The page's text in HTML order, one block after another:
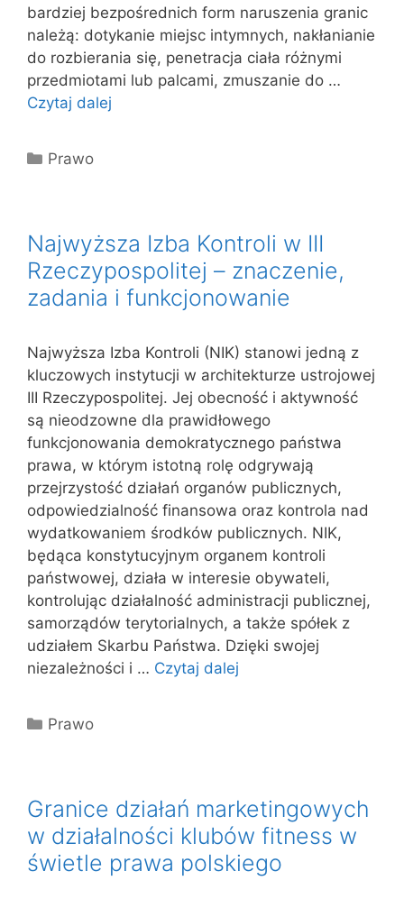
bardziej bezpośrednich form naruszenia granic
należą: dotykanie miejsc intymnych, nakłanianie
do rozbierania się, penetracja ciała różnymi
przedmiotami lub palcami, zmuszanie do …
Czytaj dalej
Kategorie
Prawo
Najwyższa Izba Kontroli w III
Rzeczypospolitej – znaczenie,
zadania i funkcjonowanie
Najwyższa Izba Kontroli (NIK) stanowi jedną z
kluczowych instytucji w architekturze ustrojowej
III Rzeczypospolitej. Jej obecność i aktywność
są nieodzowne dla prawidłowego
funkcjonowania demokratycznego państwa
prawa, w którym istotną rolę odgrywają
przejrzystość działań organów publicznych,
odpowiedzialność finansowa oraz kontrola nad
wydatkowaniem środków publicznych. NIK,
będąca konstytucyjnym organem kontroli
państwowej, działa w interesie obywateli,
kontrolując działalność administracji publicznej,
samorządów terytorialnych, a także spółek z
udziałem Skarbu Państwa. Dzięki swojej
niezależności i … Czytaj dalej
Kategorie
Prawo
Granice działań marketingowych
w działalności klubów fitness w
świetle prawa polskiego